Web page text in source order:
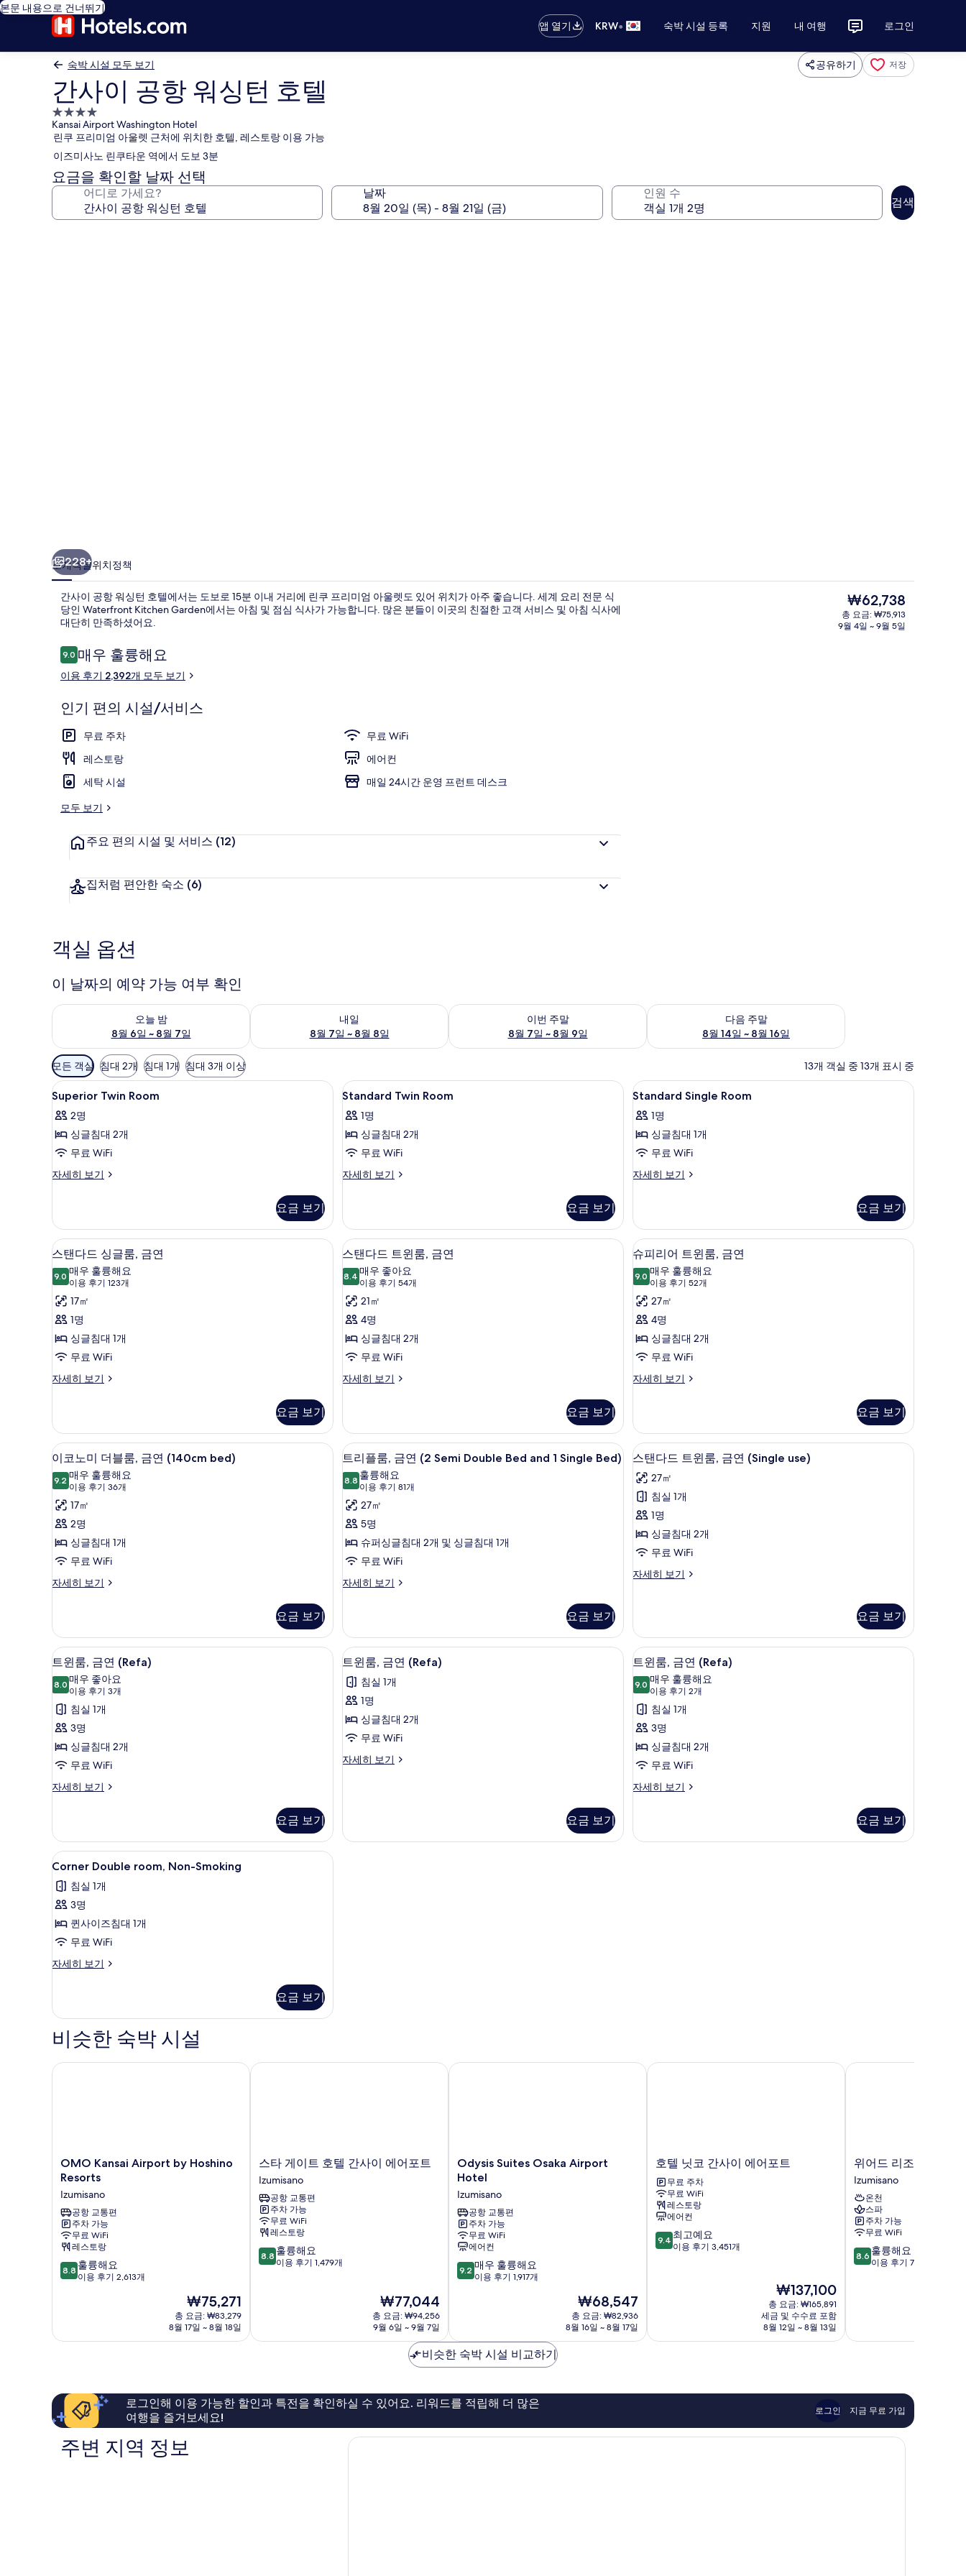
본문 내용으로 건너뛰기
앱 열기
KRW• 숙박 시설 등록 지원 내 여행 로그인
숙박 시설 모두 보기 공유하기 저장
간사이 공항 워싱턴 호텔
4.0
성
급
숙
박
시
Kansai Airport Washington Hotel
린쿠 프리미엄 아울렛 근처에 위치한 호텔, 레스토랑 이용 가능
이즈미사노 린쿠타운 역에서 도보 3분
요금을 확인할 날짜 선택
어디로 가세요? 날짜 인원 수
검색
러
리
트윈룸, 금연 (Universal) | 객실 내 금
228+
소개객실위치정책
간사이 공항 워싱턴 호텔에서는 도보로 15분 이내 거리에 린쿠 프리미엄 아울렛도 있어 위치가 아주 좋습니다. 세계 요리 전문 식
당인 Waterfront Kitchen Garden에서는 아침 및 점심 식사가 가능합니다. 많은 분들이 이곳의 친절한 고객 서비스 및 아침 식사에
대단히 만족하셨어요.
이
용
후
9.010점 만점 중 9.0점.
매우 훌륭해요
이용 후기 2,392개 모두 보기
인기 편의 시설/서비스
무료 주차
무료 WiFi
레스토랑
에어컨
세탁 시설
매일 24시간 운영 프런트 데스크
모두 보기
주요 편의 시설 및 서비스 (12)
집처럼 편안한 숙소 (6)
현
재
가
₩62,738
총 요금: ₩75,913
9월 4일 ~ 9월 5일
객실 옵션
이 날짜의 예약 가능 여부 확인
오늘 밤
8월 6일 ~ 8월 7일
오늘 밤 예약 가능 여부 확인, 8월 6일 ~ 8월 7일
내일
8월 7일 ~ 8월 8일
내일 예약 가능 여부 확인, 8월 7일 ~ 8월 8일
이번 주말
8월 7일 ~ 8월 9일
이번 주말 예약 가능 여부 확인, 8월 7일 ~ 8월 9일
다음 주말
8월 14일 ~ 8월 16일
다음 주말 예약 가능 여부 확인, 8월 14일 ~ 8월 16일
객
실
에
사
용
가
능
한
모든 객실 침대 2개 침대 1개 침대 3개 이상 13개 객실 중 13개 표시 중
Superior
Twin
Room
사
진
모
기
객실 내 금고, 책상, 방음 설비, 다리미/다리미판
1
Superior Twin Room
2명
싱글침대 2개
무료 WiFi
자세히 보기
Superior
세
히
보
요금 보기
Standard
Twin
Room
사
진
모
기
객실 내 금고, 책상, 방음 설비, 다리미/다리미판
1
Standard Twin Room
1명
싱글침대 2개
무료 WiFi
자세히 보기
Standard
세
히
보
요금 보기
Standard
Single
Room
사
진
모
기
객실 내 금고, 책상, 방음 설비, 다리미/다리미판
1
Standard Single Room
1명
싱글침대 1개
무료 WiFi
자세히 보기
Standard
세
히
보
기
요금 보기
스
탠
다
드
싱
글
룸,
금
진
모
두
보
기
객실 내 금고, 책상, 방음 설비, 다리미/다리미판
11
스탠다드 싱글룸, 금연
9.09.0점 만점 중 10점
매우 훌륭해요
이용 후기 123개
(이
용
후
기
123
개)
17㎡
1명
싱글침대 1개
무료 WiFi
자세히 보기
스
싱
글
룸,
금
연
세
히
기
요금 보기
스
탠
다
드
트
윈
룸,
금
진
모
두
보
기
객실 내 금고, 책상, 방음 설비, 다리미/다리미판
11
스탠다드 트윈룸, 금연
8.48.4점 만점 중 10점
매우 좋아요
이용 후기 54개
(이
용
후
기
54
개)
21㎡
4명
싱글침대 2개
무료 WiFi
자세히 보기
스
트
윈
룸,
연
세
히
기
요금 보기
슈
피
리
어
트
윈
룸,
금
진
모
두
보
기
객실 내 금고, 책상, 방음 설비, 다리미/다리미판
12
슈피리어 트윈룸, 금연
9.09.0점 만점 중 10점
매우 훌륭해요
이용 후기 52개
(이
용
후
기
52
개)
27㎡
4명
싱글침대 2개
무료 WiFi
자세히 보기
슈
트
윈
룸,
연
자
세
히
보
기
요금 보기
이
코
노
미
더
블
룸,
금
bed)
사
진
모
두
보
기
객실 내 금고, 책상, 방음 설비, 다리미/다리미판
11
이코노미 더블룸, 금연 (140cm bed)
9.29.2점 만점 중 10점
매우 훌륭해요
이용 후기 36개
(이
용
후
기
36
개)
17㎡
2명
싱글침대 1개
무료 WiFi
자세히 보기
이
더
블
룸,
연
(140cm
bed)
자
히
보
요금 보기
트
리
플
룸,
금
연
(2
Semi
and
Single
Bed)
사
진
모
두
보
객실 내 금고, 책상, 방음 설비, 다리미/다리미판
8
트리플룸, 금연 (2 Semi Double Bed and 1 Single Bed)
8.88.8점 만점 중 10점
훌륭해요
이용 후기 81개
(이
용
후
기
81
개)
27㎡
5명
슈퍼싱글침대 2개 및 싱글침대 1개
무료 WiFi
자세히 보기
트
금
연
(2
Double
Bed
Single
자
요금 보기
스
탠
다
드
트
윈
금
use)
사
진
모
두
보
기
객실 내 금고, 책상, 방음 설비, 다리미/다리미판
9
스탠다드 트윈룸, 금연 (Single use)
27㎡
침실 1개
1명
싱글침대 2개
무료 WiFi
자세히 보기
스
윈
룸,
금
연
(Single
use)
자
세
히
보
기
요금 보기
트
윈
룸,
금
연
(Refa)
사
진
보
기
객실 내 금고, 책상, 방음 설비, 다리미/다리미판
5
트윈룸, 금연 (Refa)
8.08.0점 만점 중 10점
매우 좋아요
이용 후기 3개
(이
용
후
기
3
개)
침실 1개
3명
싱글침대 2개
무료 WiFi
자세히 보기
트
연
(Refa)
자
히
보
요금 보기
트
윈
룸,
금
연
(Refa)
사
보
객실 내 금고, 책상, 방음 설비, 다리미/다리미판
5
트윈룸, 금연 (Refa)
침실 1개
1명
싱글침대 2개
무료 WiFi
자세히 보기
트
자
요금 보기
트
윈
룸,
금
연
(Refa)
사
진
보
객실 내 금고, 책상, 방음 설비, 다리미/다리미판
4
트윈룸, 금연 (Refa)
9.09.0점 만점 중 10점
매우 훌륭해요
이용 후기 2개
(이
용
후
기
2
개)
침실 1개
3명
싱글침대 2개
무료 WiFi
자세히 보기
트
연
요금 보기
Corner
Double
room,
Non-
Smoking
사
진
보
기
Corner Double room, Non-Smoking | 객실 내 금고, 책상, 방음 설비, 다리미/다리미판
10
Corner Double room, Non-Smoking
침실 1개
3명
퀸사이즈침대 1개
무료 WiFi
자세히 보기
Corner
Smoking
세
보
요금 보기
비슷한 숙박 시설
OMO
Kansai
by
Hoshino
Resorts
Izumisano
OMO Kansai Airport by Hoshino
Resorts
Izumisano
공항 교통편
주차 가능
무료 WiFi
레스토랑
10
점
점,
요,
용
후
기
2,613
8.8 훌륭해요
이용 후기 2,613개
현
재
요
₩75,271
총 요금: ₩83,279
8월 17일 ~ 8월 18일
OMO Kansai Airport by Hoshino Resorts
스
타
게
이
트
호
텔
간
사
Izumisano
스타 게이트 호텔 간사이 에어포트
Izumisano
공항 교통편
주차 가능
무료 WiFi
레스토랑
10
점
훌
이
용
기
8.8 훌륭해요
이용 후기 1,479개
현
재
요
₩77,044
₩77,044
총 요금: ₩94,256
9월 6일 ~ 9월 7일
스타 게이트 호텔 간사이 에어포트
Odysis
Suites
Airport
Hotel
Izumisano
Odysis Suites Osaka Airport
Hotel
Izumisano
공항 교통편
주차 가능
무료 WiFi
에어컨
10
점
점,
매
우
륭
해
이
9.2 매우 훌륭해요
이용 후기 1,917개
현
재
요
₩68,547
총 요금: ₩82,936
8월 16일 ~ 8월 17일
Odysis Suites Osaka Airport Hotel
호
닛
코
간
이
에
호텔 닛코 간사이 에어포트
무료 주차
무료 WiFi
레스토랑
에어컨
10
점
고
3,451
개
9.4 최고예요
이용 후기 3,451개
현
재
요
금
₩137,100
₩137,100
총 요금: ₩165,891
세금 및 수수료 포함
8월 12일 ~ 8월 13일
호텔 닛코 간사이 에어포트
위
어
드
리
조
트
&
스
파
Izumisano
위어드 리조트 & 스
Izumisano
온천
스파
주차 가능
무료 WiFi
10
점
훌
이
용
후
기
8.6 훌륭해요
이용 후기 796개
위어드 리조트 & 스파
비슷한 숙박 시설 비교하기
로그인해 이용 가능한 할인과 특전을 확인하실 수 있어요. 리워드를 적립해 더 많은
여행을 즐겨보세요!
로그인 지금 무료 가입
주변 지역 정보